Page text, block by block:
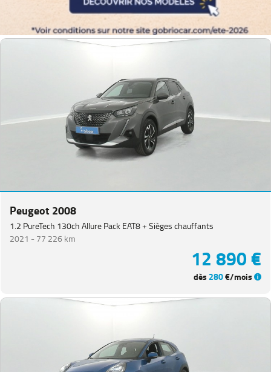
Peugeot 2008
1.2 PureTech 130ch Allure Pack EAT8 + Sièges chauffants
2021 -77 226 km
12 890 €
dès 280€/mois